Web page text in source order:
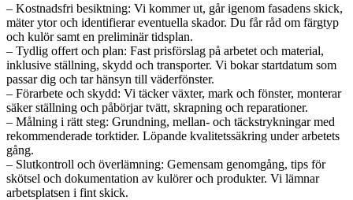
– Kostnadsfri besiktning: Vi kommer ut, går igenom fasadens skick,
mäter ytor och identifierar eventuella skador. Du får råd om färgtyp
och kulör samt en preliminär tidsplan.
– Tydlig offert och plan: Fast prisförslag på arbetet och material,
inklusive ställning, skydd och transporter. Vi bokar startdatum som
passar dig och tar hänsyn till väderfönster.
– Förarbete och skydd: Vi täcker växter, mark och fönster, monterar
säker ställning och påbörjar tvätt, skrapning och reparationer.
– Målning i rätt steg: Grundning, mellan- och täckstrykningar med
rekommenderade torktider. Löpande kvalitetssäkring under arbetets
gång.
– Slutkontroll och överlämning: Gemensam genomgång, tips för
skötsel och dokumentation av kulörer och produkter. Vi lämnar
arbetsplatsen i fint skick.